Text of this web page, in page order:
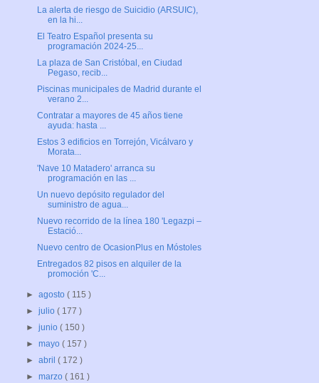
La alerta de riesgo de Suicidio (ARSUIC),
en la hi...
El Teatro Español presenta su
programación 2024-25...
La plaza de San Cristóbal, en Ciudad
Pegaso, recib...
Piscinas municipales de Madrid durante el
verano 2...
Contratar a mayores de 45 años tiene
ayuda: hasta ...
Estos 3 edificios en Torrejón, Vicálvaro y
Morata...
'Nave 10 Matadero' arranca su
programación en las ...
Un nuevo depósito regulador del
suministro de agua...
Nuevo recorrido de la línea 180 'Legazpi –
Estació...
Nuevo centro de OcasionPlus en Móstoles
Entregados 82 pisos en alquiler de la
promoción 'C...
►agosto( 115 )
►julio( 177 )
►junio( 150 )
►mayo( 157 )
►abril( 172 )
►marzo( 161 )